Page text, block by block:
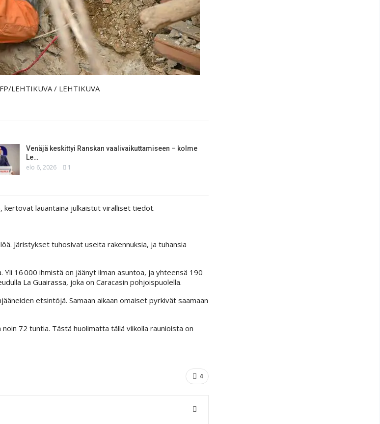
LEHTIKUVA / LEHTIKUVA
Venäjä keskittyi Ranskan vaalivaikuttamiseen – kolme
Le…
elo 6, 2026 1
kertovat lauantaina julkaistut viralliset tiedot.
Järistykset tuhosivat useita rakennuksia, ja tuhansia
16 000 ihmistä on jäänyt ilman asuntoa, ja yhteensä 190
La Guairassa, joka on Caracasin pohjoispuolella.
etsintöjä. Samaan aikaan omaiset pyrkivät saamaan
72 tuntia. Tästä huolimatta tällä viikolla raunioista on
4